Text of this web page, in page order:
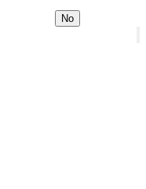
No